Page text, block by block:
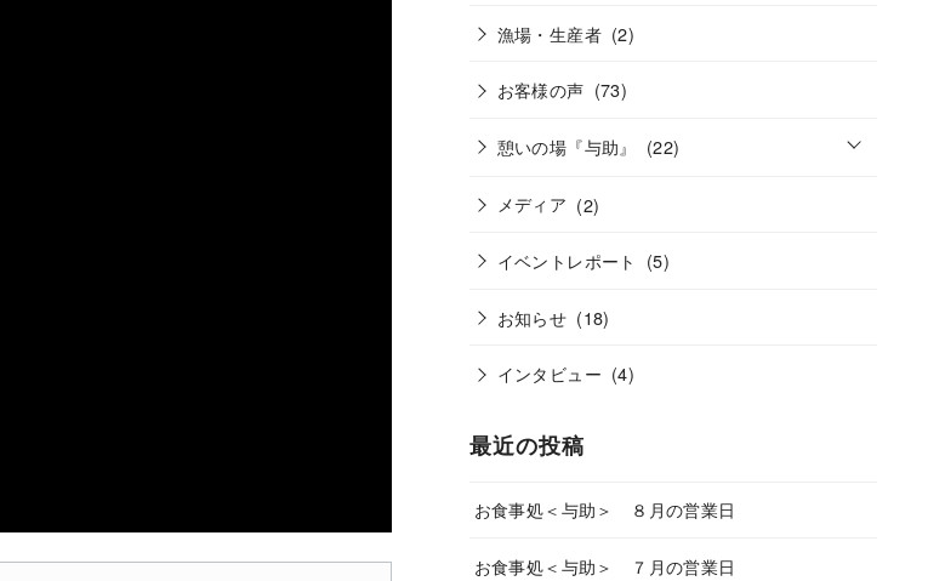
漁場・生産者 (2)
お客様の声 (73)
憩いの場『与助』 (22) o
メディア (2)
イベントレポート (5)
お知らせ (18)
インタビュー (4)
最近の投稿
お食事処＜与助＞ ８月の営業日
お食事処＜与助＞ ７月の営業日